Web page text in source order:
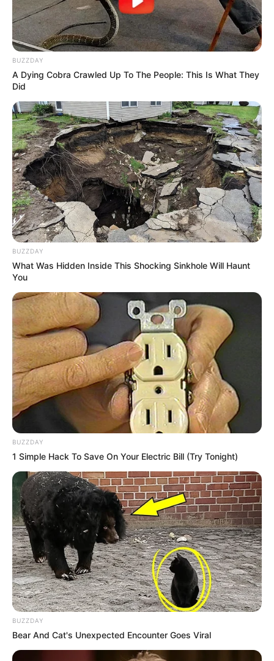
BUZZDAY
A Dying Cobra Crawled Up To The People: This Is What They
Did
BUZZDAY
What Was Hidden Inside This Shocking Sinkhole Will Haunt
You
BUZZDAY
1 Simple Hack To Save On Your Electric Bill (Try Tonight)
BUZZDAY
Bear And Cat's Unexpected Encounter Goes Viral